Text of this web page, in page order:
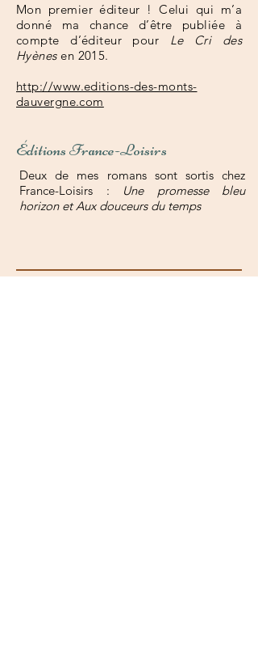
Mon premier éditeur ! Celui qui m’a
donné ma chance d’être publiée à
compte d’éditeur pour Le Cri des
Hyènesen 2015.
http://www.editions-des-monts-
dauvergne.com
Éditions France-Loisirs
Deux de mes romans sont sortis chez
France-Loisirs :
Une promesse bleu
horizon et Aux douceurs du temps